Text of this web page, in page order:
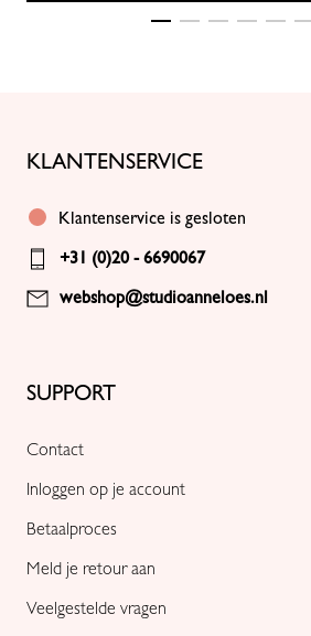
SUPPORT
Contact
Inloggen op je account
Betaalproces
Meld je retour aan
Veelgestelde vragen
KLANTENSERVICE
Klantenservice is gesloten
+31 (0)20 - 6690067
webshop@studioanneloes.nl